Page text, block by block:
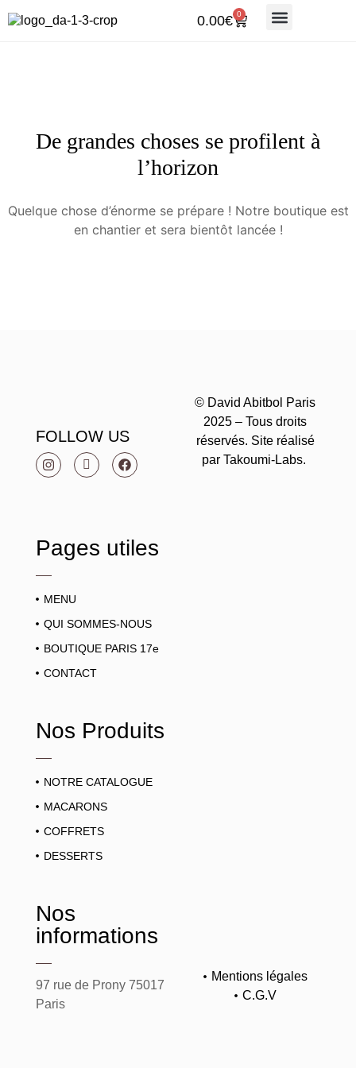
0.00€ 0
De grandes choses se profilent à
l’horizon
Quelque chose d’énorme se prépare ! Notre boutique est
en chantier et sera bientôt lancée !
FOLLOW US
Pages utiles
MENU
QUI SOMMES-NOUS
BOUTIQUE PARIS 17e
CONTACT
Nos Produits
NOTRE CATALOGUE
MACARONS
COFFRETS
DESSERTS
Nos
informations
97 rue de Prony 75017
Paris
© David Abitbol Paris
2025 – Tous droits
réservés. Site réalisé
par Takoumi-Labs.
Mentions légales
C.G.V